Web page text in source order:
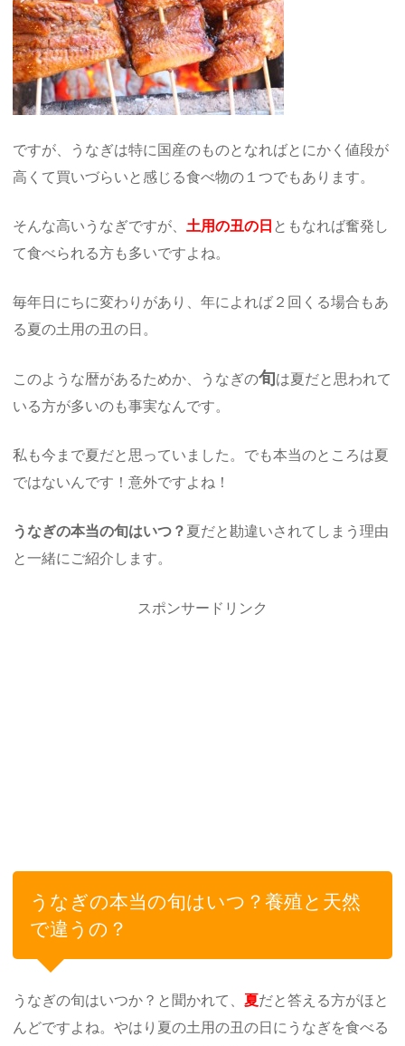
ですが、うなぎは特に国産のものとなればとにかく値段が
高くて買いづらいと感じる食べ物の１つでもあります。
そんな高いうなぎですが、 土用の丑の日 ともなれば奮発し
て食べられる方も多いですよね。
毎年日にちに変わりがあり、年によれば２回くる場合もあ
る夏の土用の丑の日。
このような暦があるためか、うなぎの旬は夏だと思われて
いる方が多いのも事実なんです。
私も今まで夏だと思っていました。でも本当のところは夏
ではないんです！意外ですよね！
うなぎの本当の旬はいつ？ 夏だと勘違いされてしまう理由
と一緒にご紹介します。
スポンサードリンク
うなぎの本当の旬はいつ？養殖と天然
で違うの？
うなぎの旬はいつか？と聞かれて、夏だと答える方がほと
んどですよね。やはり夏の土用の丑の日にうなぎを食べる